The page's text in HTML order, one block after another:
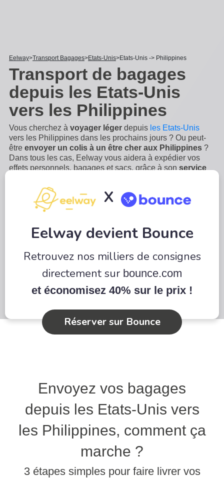
Eelway Transport Bagages Etats-Unis Etats-Unis -> Philippines
Transport de bagages
depuis les Etats-Unis
vers les Philippines
Vous cherchez à voyager léger depuis les Etats-Unis
vers les Philippines dans les prochains jours ? Ou peut-
être envoyer un colis à un être cher aux Philippines ?
Dans tous les cas, Eelway vous aidera à expédier vos
effets personnels, bagages et sacs, grâce à son service
les Philippines
aidera à être sans stress lors de votre voyage ou votre
déménagement aux Philippines. Le service de
X
Eelway devient Bounce
Retrouvez nos milliers de consignes
directement sur bounce.com
et économisez 40% sur le prix !
Réserver sur Bounce
Envoyez vos bagages
depuis les Etats-Unis vers
les Philippines, comment ça
marche ?
3 étapes simples pour faire livrer vos